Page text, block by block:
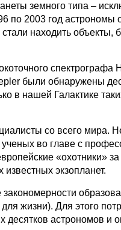
земного типа –
по 2003 год астрономы
находить объекты,
спектрографа
были обнаружены
в нашей Галактике
со всего мира.
во главе с
«охотники»
экзопланет.
жизни). Для этого
десятков астрономов и